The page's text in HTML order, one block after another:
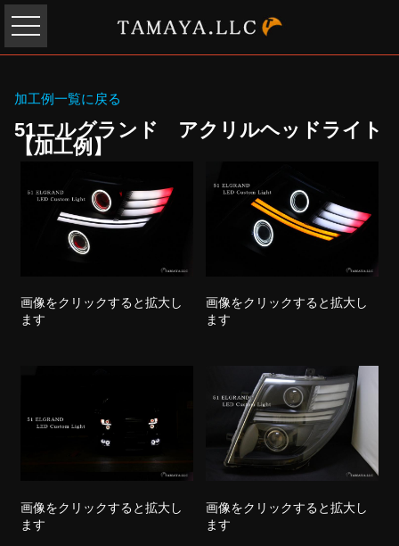
加工例一覧に戻る
51エルグランド アクリルヘッドライト
【加工例】
画像をクリックすると拡大し
ます
画像をクリックすると拡大し
ます
画像をクリックすると拡大し
ます
画像をクリックすると拡大し
ます